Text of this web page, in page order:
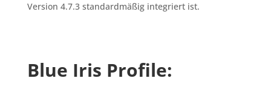
Version 4.7.3 standardmäßig integriert ist.
Blue Iris Profile: